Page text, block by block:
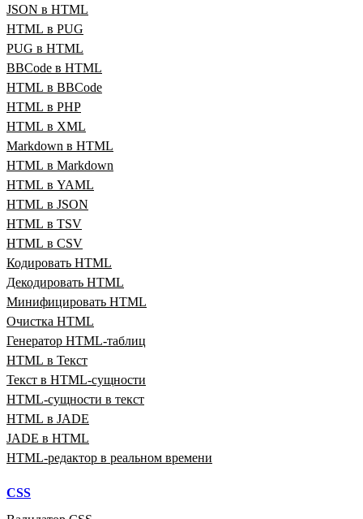
JSON в HTML
HTML в PUG
PUG в HTML
BBCode в HTML
HTML в BBCode
HTML в PHP
HTML в XML
Markdown в HTML
HTML в Markdown
HTML в YAML
HTML в JSON
HTML в TSV
HTML в CSV
Кодировать HTML
Декодировать HTML
Минифицировать HTML
Очистка HTML
Генератор HTML‑таблиц
HTML в Текст
Текст в HTML‑сущности
HTML‑сущности в текст
HTML в JADE
JADE в HTML
HTML‑редактор в реальном времени
CSS